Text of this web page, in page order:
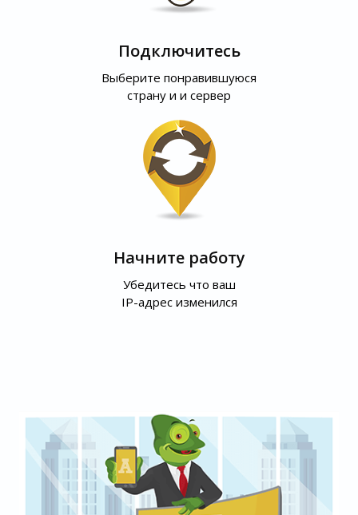
Подключитесь
Выберите понравившуюся
страну и и сервер
Начните работу
Убедитесь что ваш
IP-адрес изменился